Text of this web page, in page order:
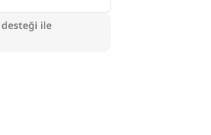
desteği ile